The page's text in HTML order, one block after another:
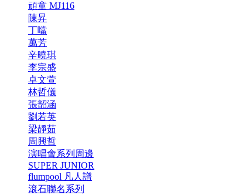
頑童 MJ116
陳昇
丁噹
萬芳
辛曉琪
李宗盛
卓文萱
林哲儀
張韶涵
劉若英
梁靜茹
周興哲
演唱會系列周邊
SUPER JUNIOR
flumpool 凡人譜
滾石聯名系列